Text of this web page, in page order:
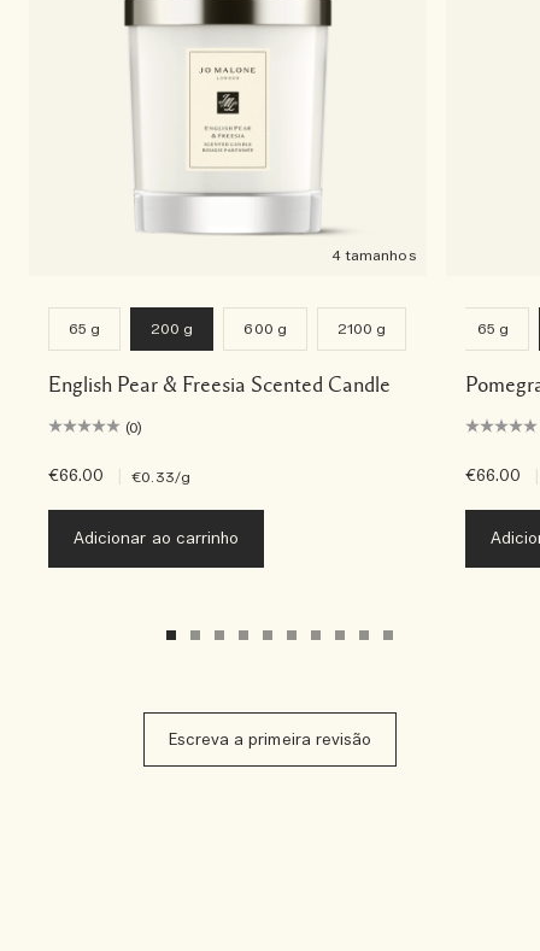
4 tamanhos
65 g 200 g 600 g 2100 g
English Pear & Freesia Scented Candle
(0)
€66.00 €0.33/g
Adicionar ao carrinho
65 g
€66.00
Escreva a primeira revisão